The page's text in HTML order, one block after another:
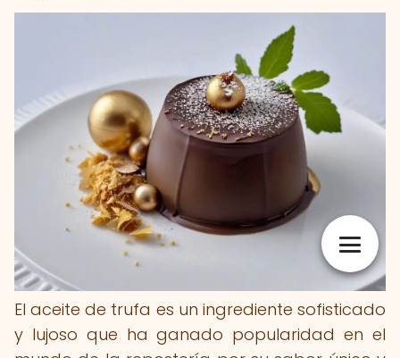
El aceite de trufa es un ingrediente sofisticado
y lujoso que ha ganado popularidad en el